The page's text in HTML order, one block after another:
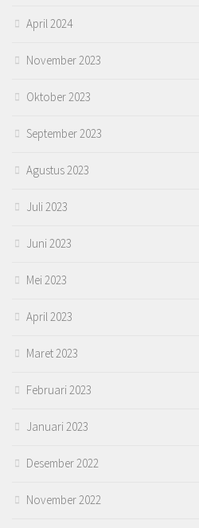
April 2024
November 2023
Oktober 2023
September 2023
Agustus 2023
Juli 2023
Juni 2023
Mei 2023
April 2023
Maret 2023
Februari 2023
Januari 2023
Desember 2022
November 2022